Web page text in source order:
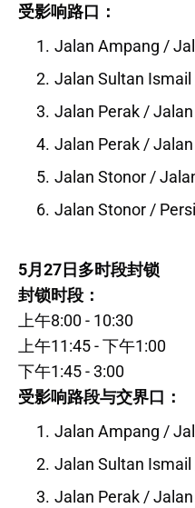
受影响路口：
Jalan Ampang /
Jalan Sultan Ismail
Jalan Perak / Jalan
Jalan Perak /
Jalan Stonor /
Jalan Stonor /
5月27日多时段封锁
封锁时段：
上午8:00 - 10:30
上午11:45 - 下午1:00
下午1:45 - 3:00
受影响路段与交界口：
Jalan Ampang /
Jalan Sultan Ismail
Jalan Perak / Jalan